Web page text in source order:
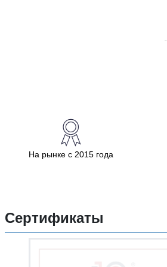
На рынке с 2015 года
Сертификаты